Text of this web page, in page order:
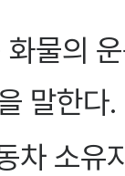
물의
말한다.
차 소유